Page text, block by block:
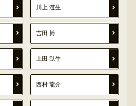
川上 澄生
吉田 博
上田 臥牛
西村 龍介